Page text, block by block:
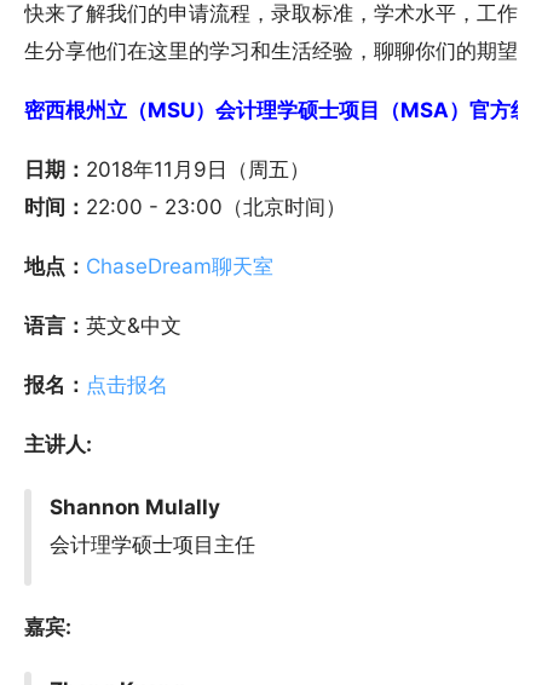
快来了解我们的申请流程，录取标准，学术水平，工作
生分享他们在这里的学习和生活经验，聊聊你们的期望
密西根州立（MSU）会计理学硕士项目（MSA）官方
日期： 2018年11月9日（周五）
时间： 22:00 - 23:00（北京时间）
地点： ChaseDream聊天室
语言： 英文&中文
报名： 点击报名
主讲人:
Shannon Mulally
会计理学硕士项目主任
嘉宾: